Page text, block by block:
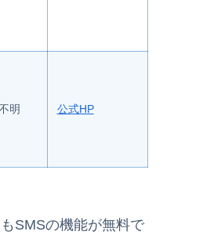
明 公式HP
SMSの機能が無料で